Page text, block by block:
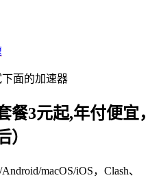
面的加速器
餐3元起,年付便宜，
）
macOS/iOS，Clash、